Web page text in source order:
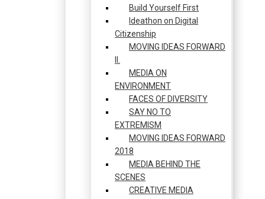
Build Yourself First
Ideathon on Digital
Citizenship
MOVING IDEAS FORWARD
MEDIA ON
ENVIRONMENT
FACES OF DIVERSITY
SAY NO TO
EXTREMISM
MOVING IDEAS FORWARD
2018
MEDIA BEHIND THE
SCENES
CREATIVE MEDIA